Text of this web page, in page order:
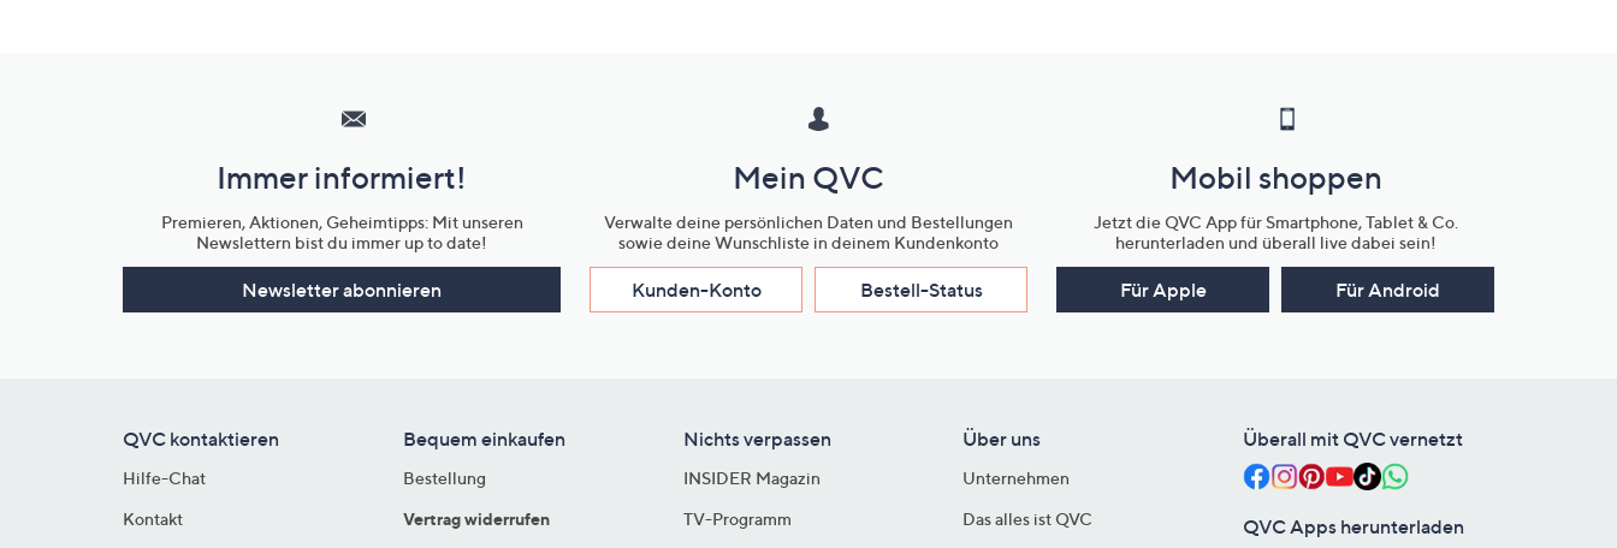
Unternehmensinformationen
Immer informiert!
Premieren, Aktionen, Geheimtipps: Mit unseren
Newslettern bist du immer up to date!
Newsletter abonnieren
Mein QVC
Verwalte deine persönlichen Daten und Bestellungen
sowie deine Wunschliste in deinem Kundenkonto
Kunden-Konto Bestell-Status
Mobil shoppen
Jetzt die QVC App für Smartphone, Tablet & Co.
herunterladen und überall live dabei sein!
Für Apple Für Android
QVC kontaktieren
Hilfe-Chat
Kontakt
Bequem einkaufen
Bestellung
Vertrag widerrufen
Nichts verpassen
INSIDER Magazin
TV-Programm
Über uns
Unternehmen
Das alles ist QVC
Überall mit QVC vernetzt
QVC Apps herunterladen